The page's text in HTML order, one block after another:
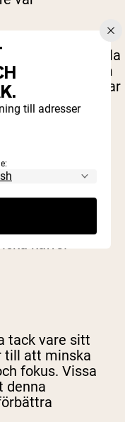
kan framkalla
att avgöra om
biverkningar
förbättras.
KAFFE
kaffe kan
följer några av
kaffe.
tack vare sitt
till att minska
fokus. Vissa
denna
till adresser